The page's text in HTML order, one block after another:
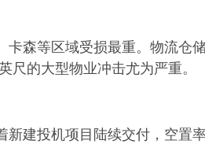
森等区域受损最重。物流仓
尺的大型物业冲击尤为严重。
建投机项目陆续交付，空置